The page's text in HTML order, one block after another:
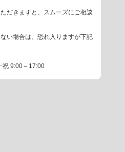
だきますと、スムーズにご相談
い場合は、恐れ入りますが下記
祝 9:00～17:00